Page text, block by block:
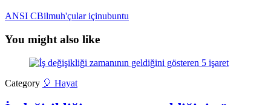
ANSI CBilmuh'çular içinubuntu
You might also like
Category 🎈 Hayat